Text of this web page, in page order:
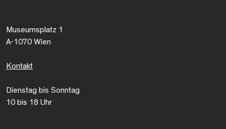
Museumsplatz 1
A-1070 Wien
Kontakt
Dienstag bis Sonntag
10 bis 18 Uhr